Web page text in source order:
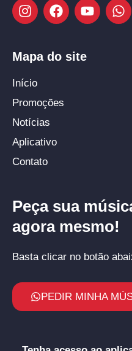
Mapa do site
Início
Promoções
Notícias
Aplicativo
Contato
Peça sua
agora mesmo!
Basta clicar no botão
PEDIR MINHA